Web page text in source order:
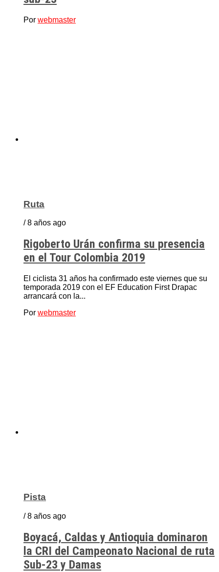
Por webmaster
Ruta
/ 8 años ago
Rigoberto Urán confirma su presencia
en el Tour Colombia 2019
El ciclista 31 años ha confirmado este viernes que su
temporada 2019 con el EF Education First Drapac
arrancará con la...
Por webmaster
Pista
/ 8 años ago
Boyacá, Caldas y Antioquia dominaron
la CRI del Campeonato Nacional de ruta
Sub-23 y Damas